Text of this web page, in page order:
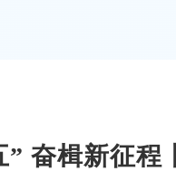
” 奋楫新征程